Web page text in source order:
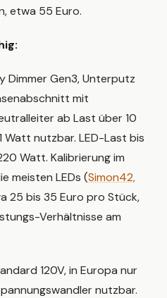
etwa 55 Euro.
Dimmer Gen3, Unterputz
mit
ab Last über 10
nutzbar. LED-Last bis
Watt. Kalibrierung im
meisten LEDs (Simon42,
25 bis 35 Euro pro Stück,
Verhältnisse am
120V, in Europa nur
nutzbar.